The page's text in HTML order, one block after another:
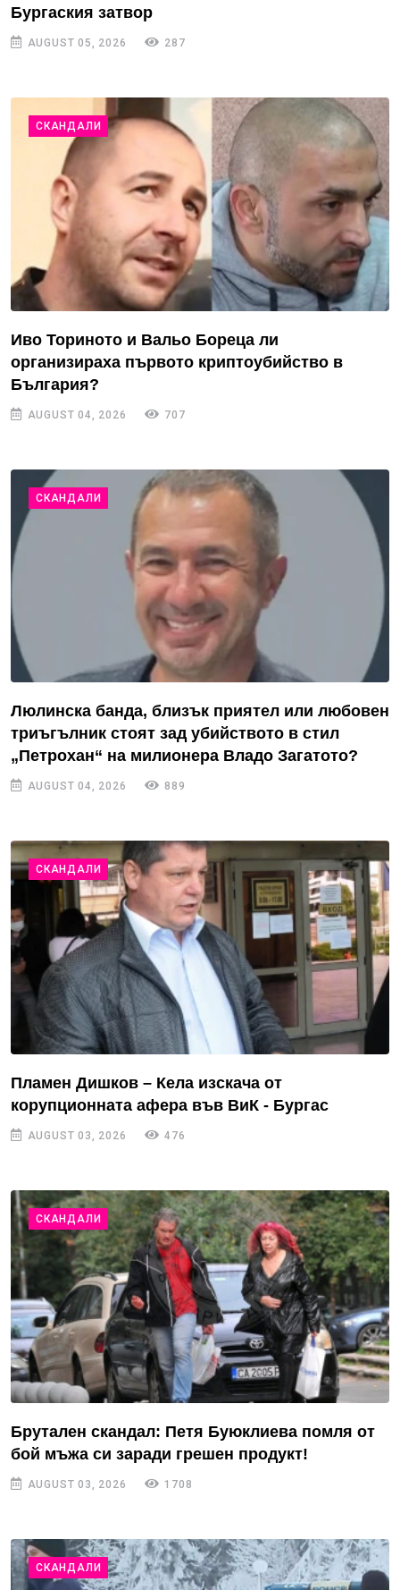
Бургаския затвор
AUGUST 05, 2026 287
СКАНДАЛИ
Иво Ториното и Вальо Бореца ли
организираха първото криптоубийство в
България?
AUGUST 04, 2026 707
СКАНДАЛИ
Люлинска банда, близък приятел или любовен
триъгълник стоят зад убийството в стил
„Петрохан“ на милионера Владо Загатото?
AUGUST 04, 2026 889
СКАНДАЛИ
Пламен Дишков – Кела изскача от
корупционната афера във ВиК - Бургас
AUGUST 03, 2026 476
СКАНДАЛИ
Брутален скандал: Петя Буюклиева помля от
бой мъжа си заради грешен продукт!
AUGUST 03, 2026 1708
СКАНДАЛИ